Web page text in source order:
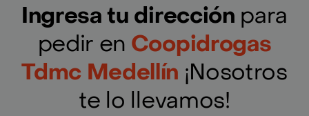
Ingresa tu dirección para
pedir en Coopidrogas
Tdmc Medellín ¡Nosotros
te lo llevamos!